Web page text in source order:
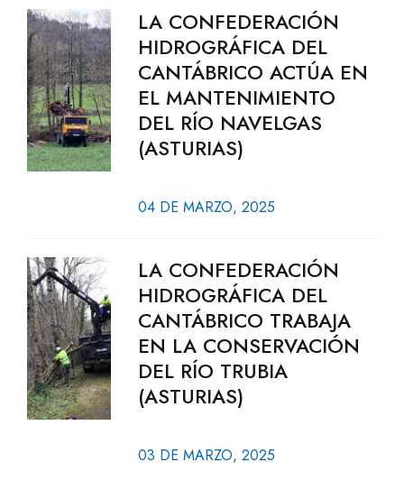
LA CONFEDERACIÓN
HIDROGRÁFICA DEL
CANTÁBRICO ACTÚA EN
EL MANTENIMIENTO
DEL RÍO NAVELGAS
(ASTURIAS)
04 DE MARZO, 2025
LA CONFEDERACIÓN
HIDROGRÁFICA DEL
CANTÁBRICO TRABAJA
EN LA CONSERVACIÓN
DEL RÍO TRUBIA
(ASTURIAS)
03 DE MARZO, 2025